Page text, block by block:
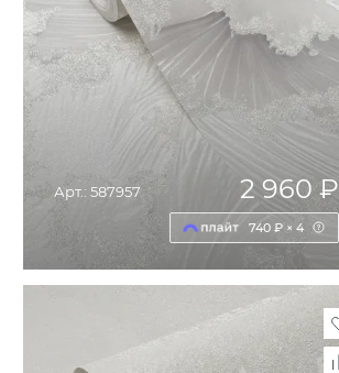
Арт.: 587957 2 960 ₽
740 ₽ × 4
ДОБАВИТЬ В КОРЗИНУ